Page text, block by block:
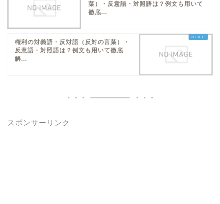
葉）・反意語・対照語は？例文も用いて
徹底...
権利の対義語・反対語（反対の言葉）・
反意語・対照語は？例文も用いて徹底
解...
スポンサーリンク